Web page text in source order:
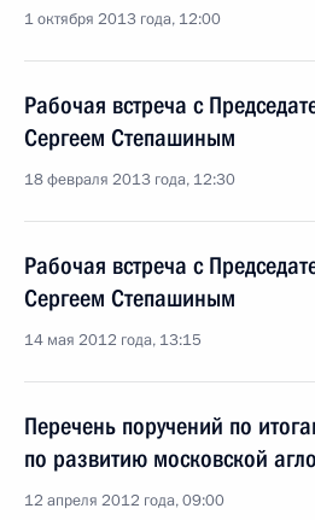
1 октября 2013 года, 12:00
Рабочая встреча с
Сергеем Степашиным
18 февраля 2013 года, 12:30
Рабочая встреча с
Сергеем Степашиным
14 мая 2012 года, 13:15
Перечень поручений по
по развитию московской
12 апреля 2012 года, 09:00